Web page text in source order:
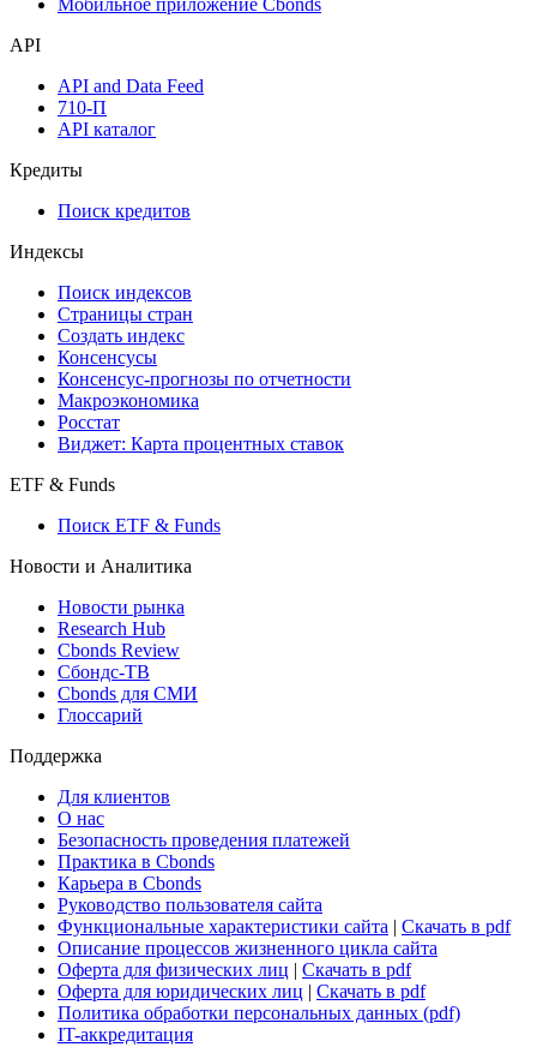
Мобильное приложение Cbonds
API
API and Data Feed
710-П
API каталог
Кредиты
Поиск кредитов
Индексы
Поиск индексов
Страницы стран
Создать индекс
Консенсусы
Консенсус-прогнозы по отчетности
Макроэкономика
Росстат
Виджет: Карта процентных ставок
ETF & Funds
Поиск ETF & Funds
Новости и Аналитика
Новости рынка
Research Hub
Cbonds Review
Сбондс-ТВ
Cbonds для СМИ
Глоссарий
Поддержка
Для клиентов
О нас
Безопасность проведения платежей
Практика в Cbonds
Карьера в Cbonds
Руководство пользователя сайта
Функциональные характеристики сайта | Скачать в pdf
Описание процессов жизненного цикла сайта
Оферта для физических лиц | Скачать в pdf
Оферта для юридических лиц | Скачать в pdf
Политика обработки персональных данных (pdf)
IT-аккредитация